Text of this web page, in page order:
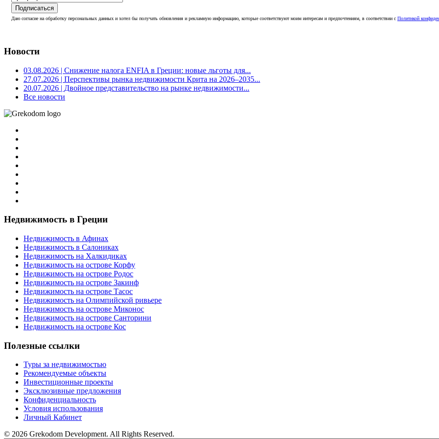
Подписаться
Даю согласие на обработку персональных данных и хотел бы получать обновления и рекламную информацию, которые соответствуют моим интересам и предпочтениям, в соответствии с Политикой
Новости
03.08.2026 | Снижение налога ENFIA в Греции: новые льготы для...
27.07.2026 | Перспективы рынка недвижимости Крита на 2026–2035...
20.07.2026 | Двойное представительство на рынке недвижимости...
Все новости
Недвижимость в Греции
Недвижимость в Афинах
Недвижимость в Салониках
Недвижимость на Халкидиках
Недвижимость на острове Корфу
Недвижимость на острове Родос
Недвижимость на острове Закинф
Недвижимость на острове Тасос
Недвижимость на Олимпийской ривьере
Недвижимость на острове Миконос
Недвижимость на острове Санторини
Недвижимость на острове Кос
Полезные ссылки
Туры за недвижимостью
Рекомендуемые объекты
Инвестиционные проекты
Эксклюзивные предложения
Конфиденциальность
Условия использования
Личный Кабинет
© 2026 Grekodom Development. All Rights Reserved.